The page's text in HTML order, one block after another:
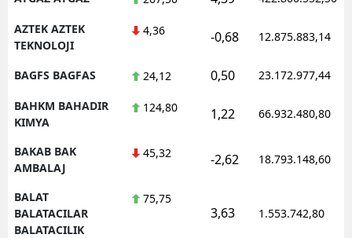
AZTEK AZTEK
TEKNOLOJI
4,36 -0,68 12.875.883,14
BAGFS BAGFAS 24,12 0,50 23.172.977,44
BAHKM BAHADIR
KIMYA
124,80 1,22 66.932.480,80
BAKAB BAK
AMBALAJ
45,32 -2,62 18.793.148,60
BALAT
BALATACILAR
BALATACILIK
75,75
3,63 1.553.742,80